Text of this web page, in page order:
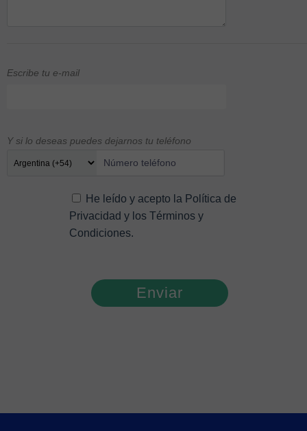
Escribe tu e-mail
Y si lo deseas puedes dejarnos tu teléfono
He leído y acepto la Política de
Privacidad y los Términos y
Condiciones.
Enviar